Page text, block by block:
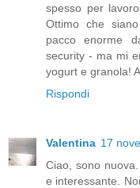
spesso per
Ottimo che
pacco enorme
security - ma mi
yogurt e granola!
Rispondi
Valentina 17
Ciao, sono
e interessante.